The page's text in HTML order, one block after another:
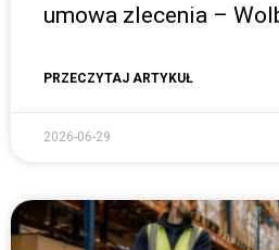
umowa zlecenia –
PRZECZYTAJ ARTYKUŁ
2026-06-29